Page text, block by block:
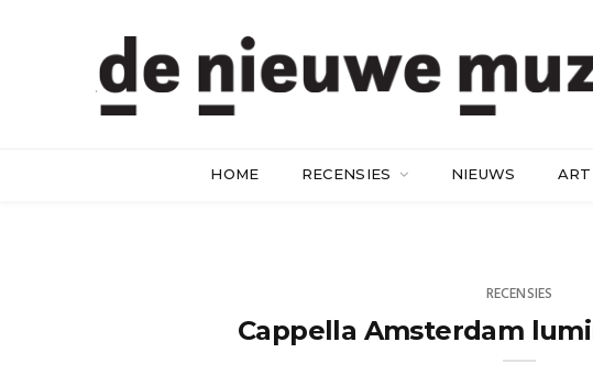
HOME RECENSIES NIEUWS
RECENSIES
Cappella Amsterdam